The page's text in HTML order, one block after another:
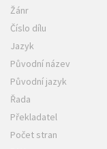
Žánr
Číslo dílu
Jazyk
Původní název
Původní jazyk
Řada
Překladatel
Počet stran